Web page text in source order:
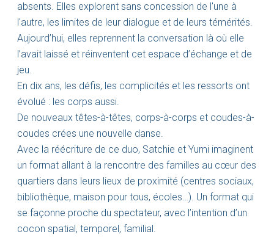
absents. Elles explorent sans concession de l'une à
l'autre, les limites de leur dialogue et de leurs témérités.
Aujourd’hui, elles reprennent la conversation là où elle
l’avait laissé et réinventent cet espace d’échange et de
jeu.
En dix ans, les défis, les complicités et les ressorts ont
évolué : les corps aussi.
De nouveaux têtes-à-têtes, corps-à-corps et coudes-à-
coudes crées une nouvelle danse.
Avec la réécriture de ce duo, Satchie et Yumi imaginent
un format allant à la rencontre des familles au cœur des
quartiers dans leurs lieux de proximité (centres sociaux,
bibliothèque, maison pour tous, écoles…). Un format qui
se façonne proche du spectateur, avec l’intention d’un
cocon spatial, temporel, familial.